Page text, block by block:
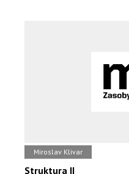
Miroslav Klivar
Struktura II